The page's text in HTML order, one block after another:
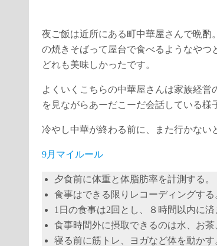
夜ご飯は近所にある町中華屋さんで晩
の焼きそばって屋台で食べるようなやつ
どれも美味しかったです。
よくいくこちらの中華屋さんは家族経
を見ながらあーだこーだ会話している様
冷やし中華が終わる前に、また行かない
9月マイルール
夕食前に体重と体脂肪率を計測する。
食事はできる限りレコーディングする
1日の食事は2回とし、８時間以内に済
食事時間外に摂取できるのは水、お茶
寝る前に筋トレ、ヨガなど体を動かす